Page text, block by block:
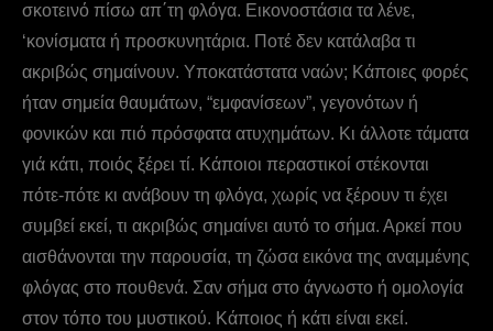
σκοτεινό πίσω απ΄τη φλόγα. Εικονοστάσια τα λένε,
‘κονίσματα ή προσκυνητάρια. Ποτέ δεν κατάλαβα τι
ακριβώς σημαίνουν. Υποκατάστατα ναών; Kάποιες φορές
ήταν σημεία θαυμάτων, “εμφανίσεων”, γεγονότων ή
φονικών και πιό πρόσφατα ατυχημάτων. Κι άλλοτε τάματα
γιά κάτι, ποιός ξέρει τί. Kάποιοι περαστικοί στέκονται
πότε-πότε κι ανάβουν τη φλόγα, χωρίς να ξέρουν τι έχει
συμβεί εκεί, τι ακριβώς σημαίνει αυτό το σήμα. Αρκεί που
αισθάνονται την παρουσία, τη ζώσα εικόνα της αναμμένης
φλόγας στο πουθενά. Σαν σήμα στο άγνωστο ή ομολογία
στον τόπο του μυστικού. Kάποιος ή κάτι είναι εκεί.